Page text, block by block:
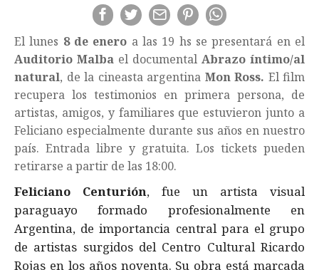
El lunes 8 de enero a las 19 hs se presentará en el
Auditorio Malba el documental Abrazo íntimo/al
natural, de la cineasta argentina Mon Ross. El film
recupera los testimonios en primera persona, de
artistas, amigos, y familiares que estuvieron junto a
Feliciano especialmente durante sus años en nuestro
país. Entrada libre y gratuita. Los tickets pueden
retirarse a partir de las 18:00.
Feliciano Centurión, fue un artista visual
paraguayo formado profesionalmente en
Argentina, de importancia central para el grupo
de artistas surgidos del Centro Cultural Ricardo
Rojas en los años noventa. Su obra está marcada